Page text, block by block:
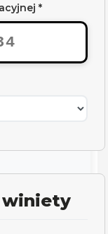
*
winiety